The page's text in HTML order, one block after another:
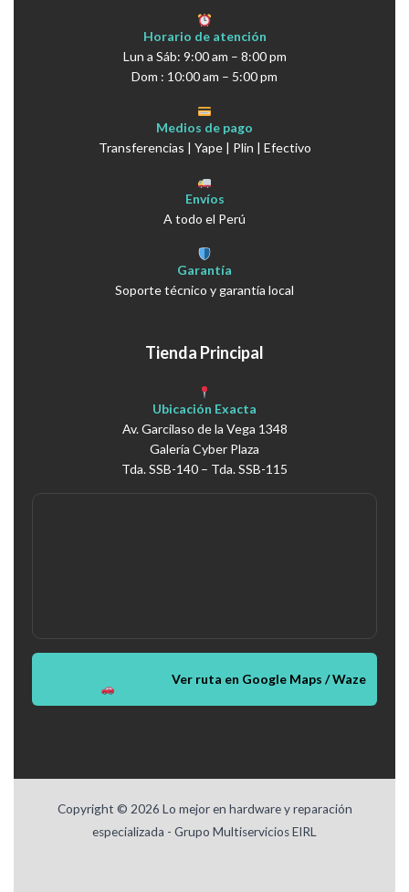
Horario de atención
Lun a Sáb: 9:00 am – 8:00 pm
Dom : 10:00 am – 5:00 pm
Medios de pago
Transferencias | Yape | Plin | Efectivo
Envíos
A todo el Perú
Garantía
Soporte técnico y garantía local
Tienda Principal
Ubicación Exacta
Av. Garcilaso de la Vega 1348
Galería Cyber Plaza
Tda. SSB-140 – Tda. SSB-115
Ver ruta en Google Maps / Waze
Copyright © 2026 Lo mejor en hardware y reparación
especializada - Grupo Multiservicios EIRL